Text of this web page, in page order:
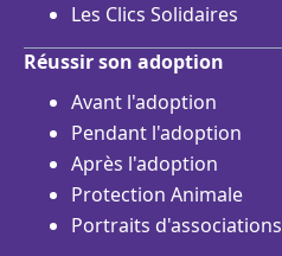
Les Clics Solidaires
Réussir son adoption
Avant l'adoption
Pendant l'adoption
Après l'adoption
Protection Animale
Portraits d'associations